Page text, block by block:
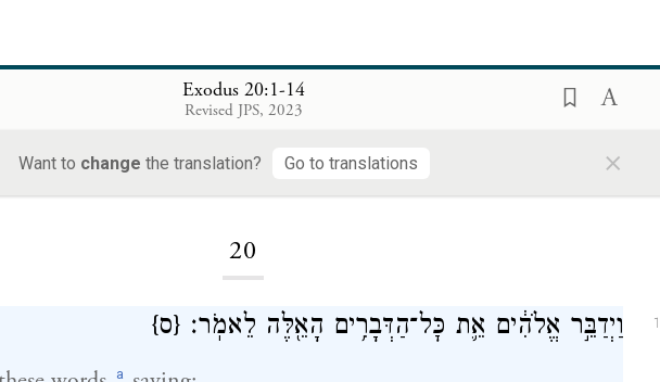
Exodus 20:1-14
Revised JPS, 2023
Want to change the translation? Go to translations ×
20
1 וַיְדַבֵּ֣ר אֱלֹהִ֔ים אֵ֛ת כׇּל־הַדְּבָרִ֥ים הָאֵ֖לֶּה לֵאמֹֽר׃ {ס}
a